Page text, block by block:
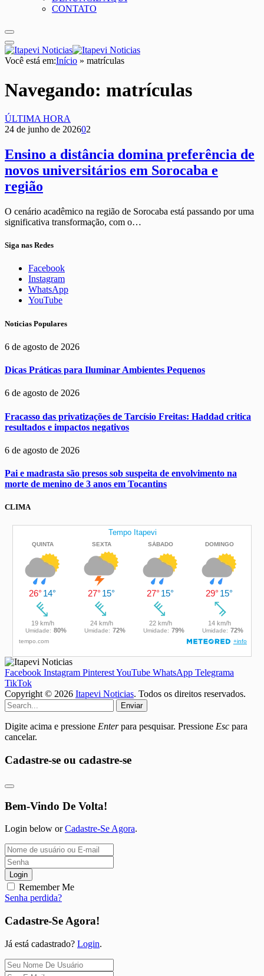
CONTATO
Você está em:Início » matrículas
Navegando: matrículas
ÚLTIMA HORA
24 de junho de 202602
Ensino a distância domina preferência de
novos universitários em Sorocaba e
região
O cenário acadêmico na região de Sorocaba está passando por uma
significativa transformação, com o…
Siga nas Redes
Facebook
Instagram
WhatsApp
YouTube
Noticias Populares
6 de agosto de 2026
Dicas Práticas para Iluminar Ambientes Pequenos
6 de agosto de 2026
Fracasso das privatizações de Tarcísio Freitas: Haddad critica
resultados e impactos negativos
6 de agosto de 2026
Pai e madrasta são presos sob suspeita de envolvimento na
morte de menino de 3 anos em Tocantins
CLIMA
Facebook Instagram PinterestYouTube WhatsApp Telegrama
TikTok
Copyright © 2026 Itapevi Noticias. Todos os direitos reservados.
Enviar
Digite acima e pressione Enterpara pesquisar. Pressione Esc para
cancelar.
Cadastre-se ou cadastre-se
Bem-Vindo De Volta!
Login below orCadastre-Se Agora.
Login
Remember Me
Senha perdida?
Cadastre-Se Agora!
Já está cadastrado? Login.